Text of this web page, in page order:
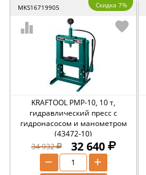
MKS16719905 Скидка 7%
KRAFTOOL PMP-10, 10 т,
гидравлический пресс с
гидронасосом и манометром
(43472-10)
34 932
32 640
+
−